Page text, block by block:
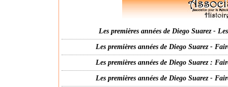
Les premières années de Diego Suarez -
Les premières années de Diego Suarez -
Les premières années de Diego Suarez :
Les premières années de Diego Suarez -